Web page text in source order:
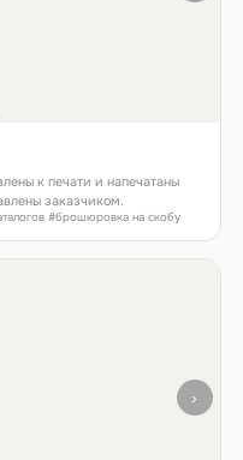
к печати и напечатаны
заказчиком.
#брошюровка на скобу
›